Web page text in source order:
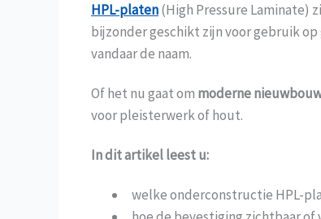
HPL-platen(High Pressure Laminate)
bijzonder geschikt zijn voor gebruik
vandaar de naam.
Of het nu gaat om moderne
voor pleisterwerk of hout.
In dit artikel leest u:
welke onderconstructie HPL-